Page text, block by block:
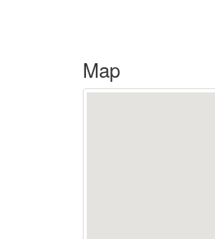
Map